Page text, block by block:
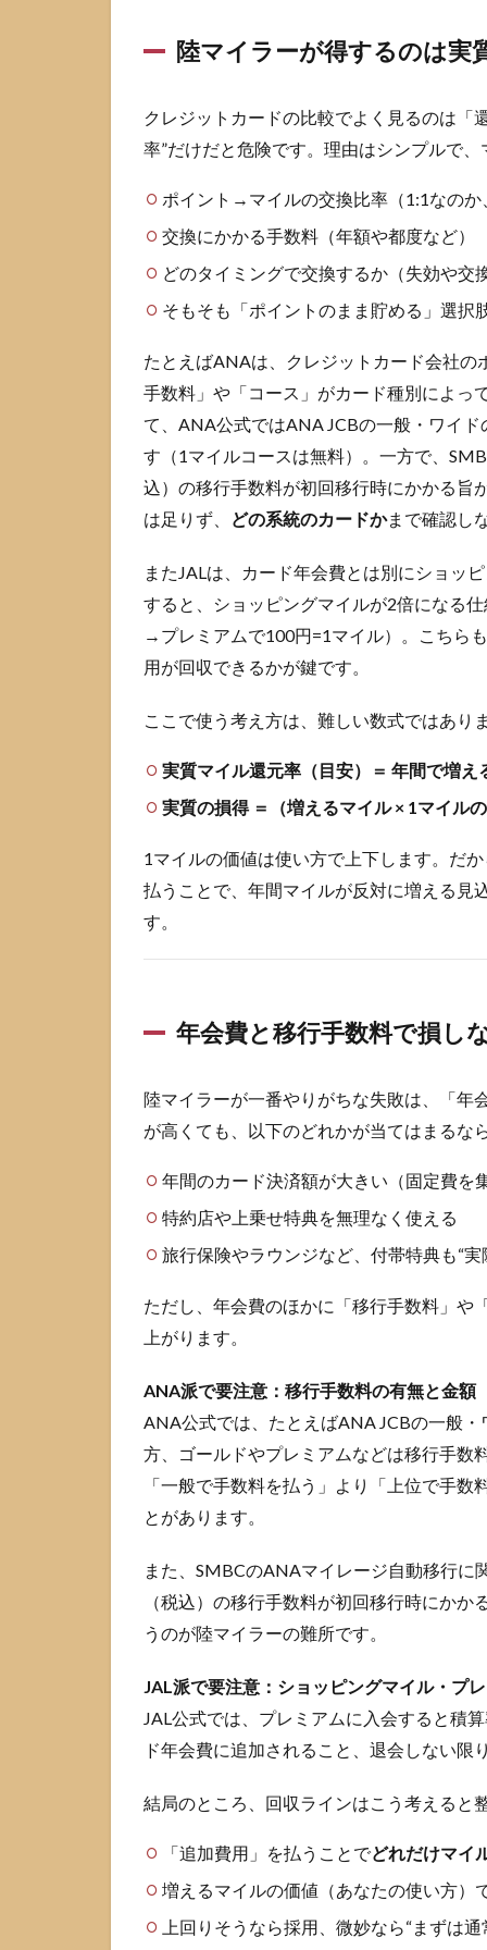
ーが
は実
質マ
還元
率
1.2
年会
移行
料で
損し
回収
ライ
ン
1.3
ル有
限と
失効
リス
クの
方
2
マ
ラ
ー
の
ク
カ
は3
ル
ト
決
め
3
陸マ
ーの
クレ
ジッ
トカ
ANA
選ぶ
3.1
ANA
派が
に確
認す
べき
は
行手
料」
「コ
ー
陸マイラーが得するのは実
クレジットカードの比較でよく見るのは
率”だけだと危険です。理由はシンプルで
ポイント→マイルの交換比率（1:1なのか
交換にかかる手数料（年額や都度など）
どのタイミングで交換するか（失効や交
そもそも「ポイントのまま貯める」選択
たとえばANAは、クレジットカード会社
手数料」や「コース」がカード種別によっ
て、ANA公式ではANA JCBの一般・ワイ
す（1マイルコースは無料）。一方で、
込）の移行手数料が初回移行時にかかる旨
は足りず、
どの系統のカードかまで確認し
またJALは、カード年会費とは別にショッ
すると、ショッピングマイルが2倍になる
→プレミアムで100円=1マイル）。こちら
用が回収できるかが鍵です。
ここで使う考え方は、難しい数式ではありま
実質マイル還元率（目安）＝ 年間で増え
実質の損得 ＝（増えるマイル × 1マイル
1マイルの価値は使い方で上下します。だ
払うことで、年間マイルが反対に増える見
す。
年会費と移行手数料で損し
陸マイラーが一番やりがちな失敗は、「年
が高くても、以下のどれかが当てはまるな
年間のカード決済額が大きい（固定費を
特約店や上乗せ特典を無理なく使える
旅行保険やラウンジなど、付帯特典も“実
ただし、年会費のほかに「移行手数料」や
上がります。
ANA派で要注意：移行手数料の有無と金額
ANA公式では、たとえばANA JCBの一般
方、ゴールドやプレミアムなどは移行手数
「一般で手数料を払う」より「上位で手
とがあります。
また、SMBCのANAマイレージ自動移行に
（税込）の移行手数料が初回移行時にか
うのが陸マイラーの難所です。
JAL派で要注意：ショッピングマイル・プレ
JAL公式では、プレミアムに入会すると積
ド年会費に追加されること、退会しない限
結局のところ、回収ラインはこう考えると
「追加費用」を払うことでどれだけマイ
増えるマイルの価値（あなたの使い方）
上回りそうなら採用、微妙なら“まずは